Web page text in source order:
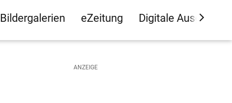
Bildergalerien eZeitung Digitale Ausgaben